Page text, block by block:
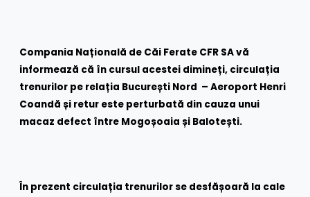
Compania Națională de Căi Ferate CFR SA vă
informează că în cursul acestei dimineți, circulația
trenurilor pe relația București Nord – Aeroport Henri
Coandă și retur este perturbată din cauza unui
macaz defect între Mogoșoaia și Balotești.
În prezent circulația trenurilor se desfășoară la cale